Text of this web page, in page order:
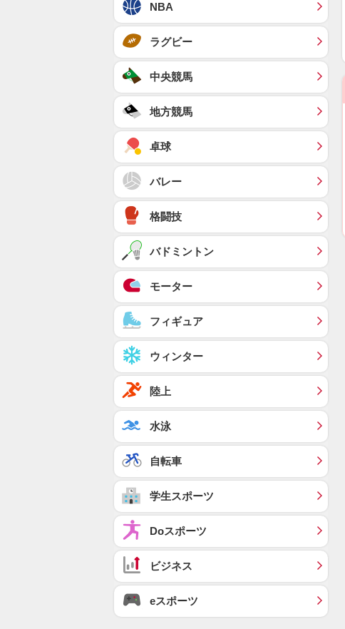
NBA
ラグビー
中央競馬
地方競馬
卓球
バレー
格闘技
バドミントン
モーター
フィギュア
ウィンター
陸上
水泳
自転車
学生スポーツ
Doスポーツ
ビジネス
eスポーツ